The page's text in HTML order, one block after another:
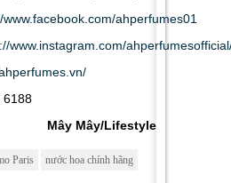
www.facebook.com/ahperfumes01
www.instagram.com/
6188
Mây Mây/Lifestyle
Paris
nước hoa chính hãng